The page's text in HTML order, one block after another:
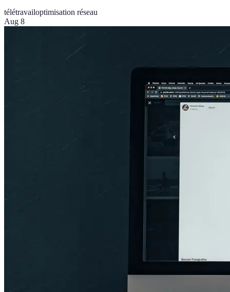
télétravailoptimisation réseau
Aug 8